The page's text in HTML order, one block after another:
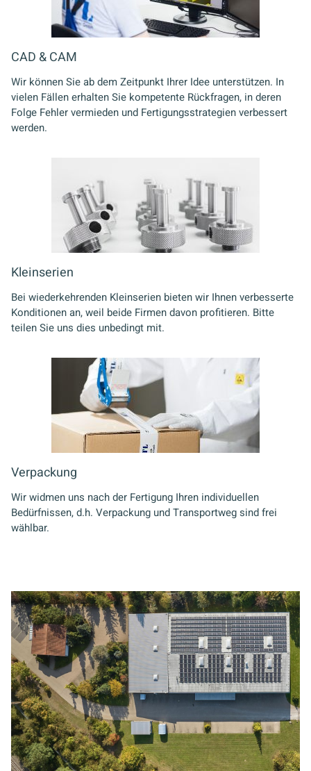
CAD & CAM
Wir können Sie ab dem Zeitpunkt Ihrer Idee unterstützen. In
vielen Fällen erhalten Sie kompetente Rückfragen, in deren
Folge Fehler vermieden und Fertigungsstrategien verbessert
werden.
Kleinserien
Bei wiederkehrenden Kleinserien bieten wir Ihnen verbesserte
Konditionen an, weil beide Firmen davon profitieren. Bitte
teilen Sie uns dies unbedingt mit.
Verpackung
Wir widmen uns nach der Fertigung Ihren individuellen
Bedürfnissen, d.h. Verpackung und Transportweg sind frei
wählbar.